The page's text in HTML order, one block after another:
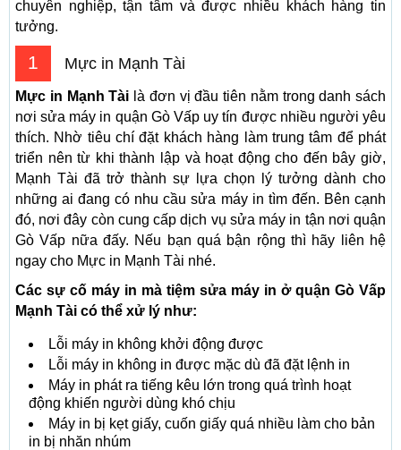
chuyên nghiệp, tận tâm và được nhiều khách hàng tin
tưởng.
1 Mực in Mạnh Tài
Mực in Mạnh Tài là đơn vị đầu tiên nằm trong danh sách
nơi sửa máy in quận Gò Vấp uy tín được nhiều người yêu
thích. Nhờ tiêu chí đặt khách hàng làm trung tâm để phát
triển nên từ khi thành lập và hoạt động cho đến bây giờ,
Mạnh Tài đã trở thành sự lựa chọn lý tưởng dành cho
những ai đang có nhu cầu sửa máy in tìm đến. Bên cạnh
đó, nơi đây còn cung cấp dịch vụ sửa máy in tận nơi quận
Gò Vấp nữa đấy. Nếu bạn quá bận rộng thì hãy liên hệ
ngay cho Mực in Mạnh Tài nhé.
Các sự cố máy in mà tiệm sửa máy in ở quận Gò Vấp
Mạnh Tài có thể xử lý như:
Lỗi máy in không khởi động được
Lỗi máy in không in được mặc dù đã đặt lệnh in
Máy in phát ra tiếng kêu lớn trong quá trình hoạt
động khiến người dùng khó chịu
Máy in bị kẹt giấy, cuốn giấy quá nhiều làm cho bản
in bị nhăn nhúm